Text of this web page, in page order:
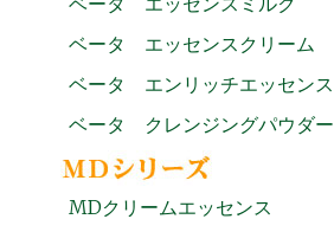
ベータ エッセンスクリーム
ベータ エンリッチエッセンス
ベータ クレンジングパウダー
MDクリームエッセンス